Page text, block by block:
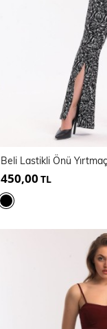
Beli Lastikli Önü
450,00 TL